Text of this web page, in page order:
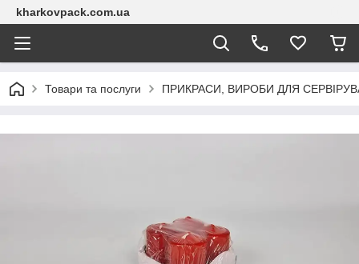
kharkovpack.com.ua
Товари та послуги ПРИКРАСИ, ВИРОБИ ДЛЯ